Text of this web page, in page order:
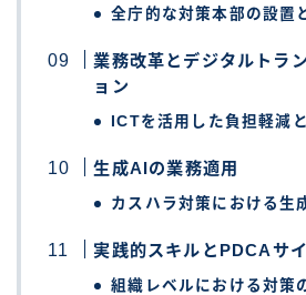
全庁的な対策本部の設置
業務改革とデジタルトラ
ョン
ICTを活用した負担軽減
生成AIの業務適用
カスハラ対策における生
実践的スキルとPDCAサ
組織レベルにおける対策